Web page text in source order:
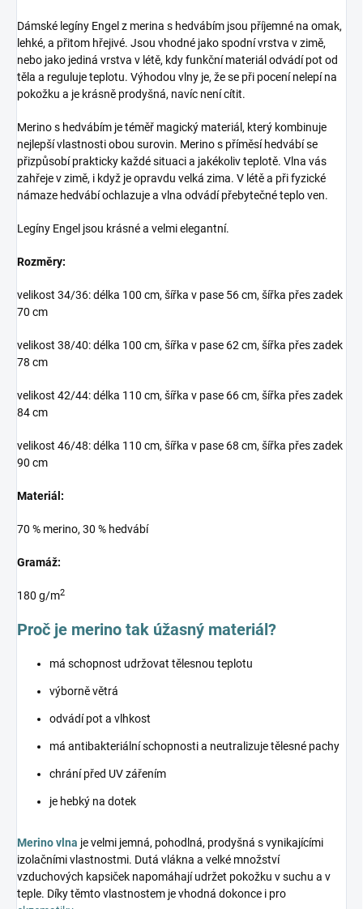
Dámské legíny Engel z merina s hedvábím jsou příjemné na omak,
lehké, a přitom hřejivé. Jsou vhodné jako spodní vrstva v zimě,
nebo jako jediná vrstva v létě, kdy funkční materiál odvádí pot od
těla a reguluje teplotu. Výhodou vlny je, že se při pocení nelepí na
pokožku a je krásně prodyšná, navíc není cítit.
Merino s hedvábím je téměř magický materiál, který kombinuje
nejlepší vlastnosti obou surovin. Merino s příměsí hedvábí se
přizpůsobí prakticky každé situaci a jakékoliv teplotě. Vlna vás
zahřeje v zimě, i když je opravdu velká zima. V létě a při fyzické
námaze hedvábí ochlazuje a vlna odvádí přebytečné teplo ven.
Legíny Engel jsou krásné a velmi elegantní.
Rozměry:
velikost 34/36: délka 100 cm, šířka v pase 56 cm, šířka přes zadek
70 cm
velikost 38/40: délka 100 cm, šířka v pase 62 cm, šířka přes zadek
78 cm
velikost 42/44: délka 110 cm, šířka v pase 66 cm, šířka přes zadek
84 cm
velikost 46/48: délka 110 cm, šířka v pase 68 cm, šířka přes zadek
90 cm
Materiál:
70 % merino, 30 % hedvábí
Gramáž:
180 g/m2
Proč je merino tak úžasný materiál?
má schopnost udržovat tělesnou teplotu
výborně větrá
odvádí pot a vlhkost
má antibakteriální schopnosti a neutralizuje tělesné pachy
chrání před UV zářením
je hebký na dotek
Merino vlna je velmi jemná, pohodlná, prodyšná s vynikajícími
izolačními vlastnostmi. Dutá vlákna a velké množství
vzduchových kapsiček napomáhají udržet pokožku v suchu a v
teple. Díky těmto vlastnostem je vhodná dokonce i pro